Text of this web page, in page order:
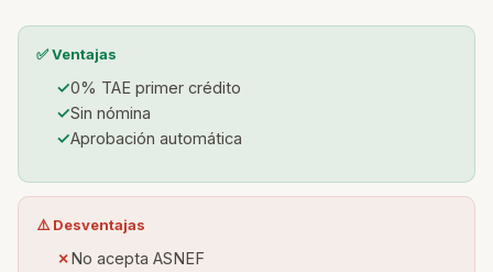
✅ Ventajas
0% TAE primer crédito
Sin nómina
Aprobación automática
⚠️ Desventajas
No acepta ASNEF